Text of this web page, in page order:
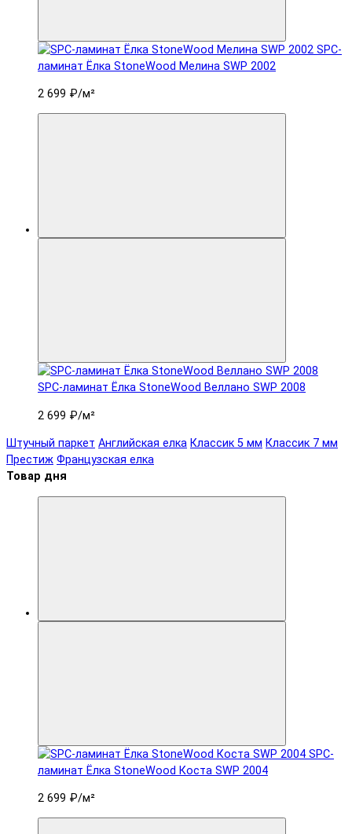
SPC-
ламинат Ëлка StoneWood Мелина SWP 2002
2 699 ₽/м²
SPC-ламинат Ëлка StoneWood Веллано SWP 2008
2 699 ₽/м²
Штучный паркет Английская елка Классик 5 мм Классик 7 мм
Престиж Французская елка
Товар дня
SPC-
ламинат Ëлка StoneWood Коста SWP 2004
2 699 ₽/м²